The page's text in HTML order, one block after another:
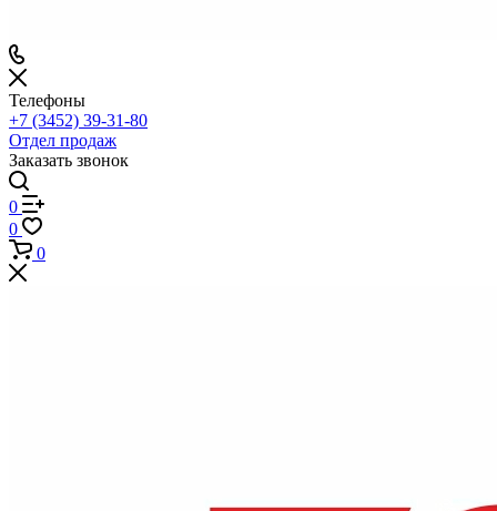
Телефоны
+7 (3452) 39-31-80
Отдел продаж
Заказать звонок
0
0
0